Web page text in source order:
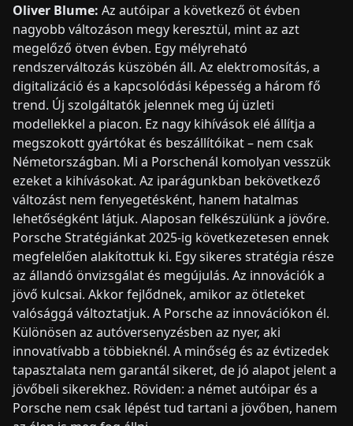
Oliver Blume: Az autóipar a következő öt évben
nagyobb változáson megy keresztül, mint az azt
megelőző ötven évben. Egy mélyreható
rendszerváltozás küszöbén áll. Az elektromosítás, a
digitalizáció és a kapcsolódási képesség a három fő
trend. Új szolgáltatók jelennek meg új üzleti
modellekkel a piacon. Ez nagy kihívások elé állítja a
megszokott gyártókat és beszállítóikat – nem csak
Németországban. Mi a Porschenál komolyan vesszük
ezeket a kihívásokat. Az iparágunkban bekövetkező
változást nem fenyegetésként, hanem hatalmas
lehetőségként látjuk. Alaposan felkészülünk a jövőre.
Porsche Stratégiánkat 2025-ig következetesen ennek
megfelelően alakítottuk ki. Egy sikeres stratégia része
az állandó önvizsgálat és megújulás. Az innovációk a
jövő kulcsai. Akkor fejlődnek, amikor az ötleteket
valósággá változtatjuk. A Porsche az innovációkon él.
Különösen az autóversenyzésben az nyer, aki
innovatívabb a többieknél. A minőség és az évtizedek
tapasztalata nem garantál sikeret, de jó alapot jelent a
jövőbeli sikerekhez. Röviden: a német autóipar és a
Porsche nem csak lépést tud tartani a jövőben, hanem